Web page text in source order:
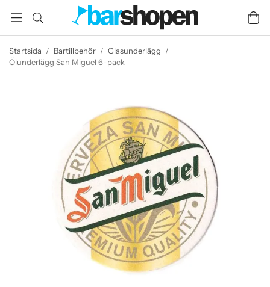
Startsida / Bartillbehör / Glasunderlägg /
Ölunderlägg San Miguel 6-pack